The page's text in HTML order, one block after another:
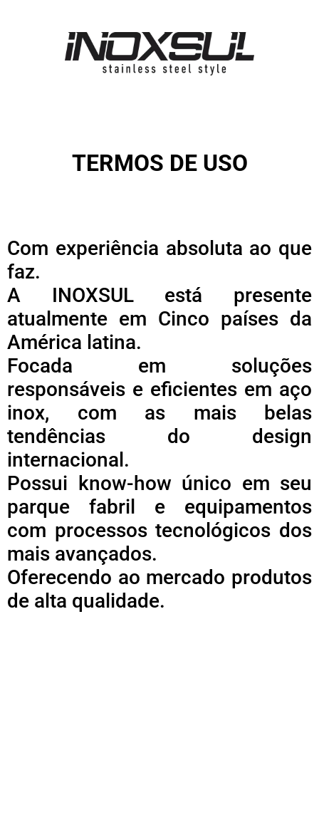
TERMOS DE USO
Com experiência absoluta ao que
faz.
A INOXSUL está presente
atualmente em Cinco países da
América latina.
Focada em soluções
responsáveis e eficientes em aço
inox, com as mais belas
tendências do design
internacional.
Possui know-how único em seu
parque fabril e equipamentos
com processos tecnológicos dos
mais avançados.
Oferecendo ao mercado produtos
de alta qualidade.